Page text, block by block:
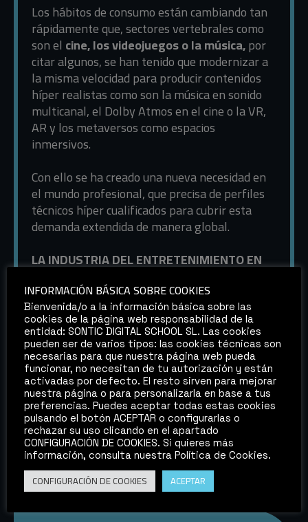
Los hábitos de consumo están cambiando tan
rápidamente que, sectores vertebrales como
son el cine, los videojuegos o la música,por
citar algunos, se han tenido que modernizar a
la misma velocidad para producir contenidos
híper realistas como son la música en sonido
multicanal, el Dolby Atmos en el cine o la VR,
AR y los metaversos como espacios
inmersivos.
Con ello se ha creado una nueva necesidad en
el mundo profesional, que precisa de perfiles
técnicos híper cualificados para cubrir esta
demanda extendida de manera global.
LA INDUSTRIA DEL ENTRETENIMIENTO EN
DEL DESAFÍO?
En el evento de SONTIC descubrirás las
NUEVAS SALIDAS PROFESIONALES, las
necesidades profesionales del sector
audiovisual en la industria del ocio y del
entretenimiento y conocerás que perfiles
específicos demandan las empresas.
Inscríbete ya en el evento
INFORMACIÓN BÁSICA SOBRE COOKIES
Bienvenida/o a la información básica sobre las
cookies de la página web responsabilidad de la
entidad: SONTIC DIGITAL SCHOOL SL. Las cookies
pueden ser de varios tipos: las cookies técnicas son
necesarias para que nuestra página web pueda
funcionar, no necesitan de tu autorización y están
activadas por defecto. El resto sirven para mejorar
nuestra página o para personalizarla en base a tus
preferencias. Puedes aceptar todas estas cookies
pulsando el botón ACEPTAR o configurarlas o
rechazar su uso clicando en el apartado
CONFIGURACIÓN DE COOKIES. Si quieres más
información, consulta nuestra Política de Cookies.
CONFIGURACIÓN DE COOKIES ACEPTAR